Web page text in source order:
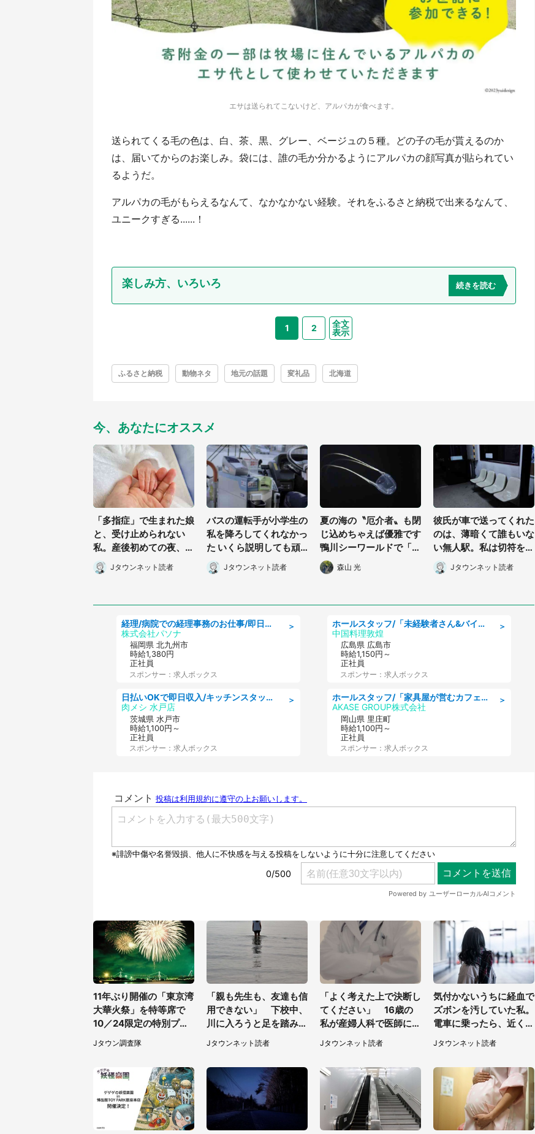
エサは送られてこないけど、アルパカが食べます。
送られてくる毛の色は、白、茶、黒、グレー、ベージュの５種。どの子の毛が貰えるのか
は、届いてからのお楽しみ。袋には、誰の毛か分かるようにアルパカの顔写真が貼られてい
るようだ。
アルパカの毛がもらえるなんて、なかなかない経験。それをふるさと納税で出来るなんて、
ユニークすぎる......！
楽しみ方、いろいろ 続きを読む
1 2
全文
表示
ふるさと納税 動物ネタ 地元の話題 変礼品 北海道
今、あなたにオススメ
「多指症」で生まれた娘
と、受け止められない
私。産後初めての夜、助
産師がミルクをあげてる
のを見て...(静岡県・20
Jタウンネット読者
バスの運転手が小学生の
私を降ろしてくれなかっ
た いくら説明しても頑
なな態度で止められ(北
海道・50代女性)
Jタウンネット読者
夏の海の〝厄介者〟も閉
じ込めちゃえば優雅です
鴨川シーワールドで「ア
ンドンクラゲ」期間限定
展示【7/29~】
森山 光
彼氏が車で送ってくれた
のは、薄暗くて誰もいな
い無人駅。私は切符を買
おうとしたけれど(山形
県・20代女性)
Jタウンネット読者
＞
経理/病院での経理事務のお仕事/即日勤務可/車通勤可/経理/一般事務
株式会社パソナ
福岡県 北九州市
時給1,380円
正社員
スポンサー：求人ボックス
＞
日払いOKで即日収入/キッチンスタッフ/「原付免許必須」デリバリー業務など、自己成長可能な幅広い仕事に挑戦!髪型自由&ピアス・ネイルOK/茨城県/水戸市
肉メシ 水戸店
茨城県 水戸市
時給1,100円～
正社員
スポンサー：求人ボックス
＞
ホールスタッフ/「未経験者さん&バイトデビューも大歓迎」残業ほぼなし×1日3時間〜勤務OK!フォロー体制も充実/広島県/広島市南区
中国料理敦煌
広島県 広島市
時給1,150円～
正社員
スポンサー：求人ボックス
＞
ホールスタッフ/「家具屋が営むカフェスタッフ!」週2日～OK!嬉しいまかない付き/岡山県/浅口郡里庄町
AKASE GROUP株式会社
岡山県 里庄町
時給1,100円～
正社員
スポンサー：求人ボックス
11年ぶり開催の「東京湾
大華火祭」を特等席で
10／24限定の特別プラ
ンをコンラッド東京が販
売【8／3～10／16】
Jタウン調査隊
「親も先生も、友達も信
用できない」 下校中、
川に入ろうと足を踏み出
した女子高生と、彼女を
止めた予想外の存在
Jタウンネット読者
「よく考えた上で決断し
てください」 16歳の
私が産婦人科で医師に言
Jタウンネット読者
気付かないうちに経血で
ズボンを汚していた私。
電車に乗ったら、近くの
女性客が小さな声で（千
葉県・10代女性）
Jタウンネット読者